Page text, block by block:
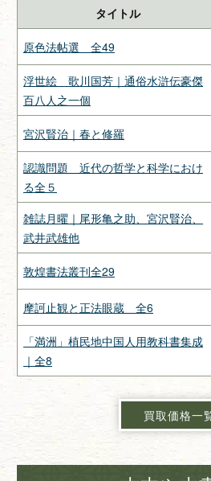
タイトル
原色法帖選 全49
浮世絵 歌川国芳｜通俗水滸伝豪傑
百八人之一個
宮沢賢治｜春と修羅
認識問題 近代の哲学と科学におけ
る全５
雑誌月曜｜尾形亀之助、宮沢賢治、
武井武雄他
敦煌書法叢刊全29
摩訶止観と正法眼蔵 全6
「満洲」植民地中国人用教科書集成
｜全8
買取価格一